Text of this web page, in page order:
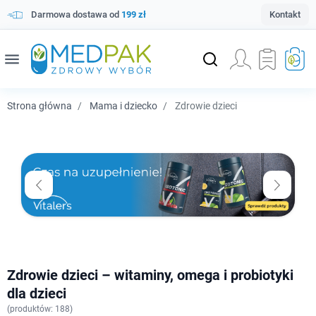
Darmowa dostawa od 199 zł Kontakt
menu
Strona główna Mama i dziecko Zdrowie dzieci
Zdrowie dzieci – witaminy, omega i probiotyki
dla dzieci
(produktów: 188)